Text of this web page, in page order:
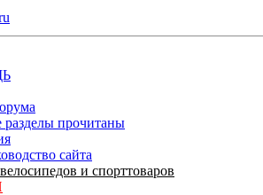
разделы прочитаны
сайта
и спорттоваров